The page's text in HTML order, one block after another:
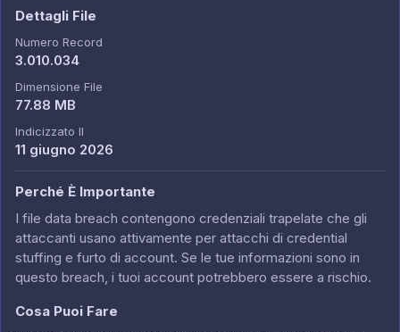
Dettagli File
Numero Record
3.010.034
Dimensione File
77.88 MB
Indicizzato Il
11 giugno 2026
Perché È Importante
I file data breach contengono credenziali trapelate che gli
attaccanti usano attivamente per attacchi di credential
stuffing e furto di account. Se le tue informazioni sono in
questo breach, i tuoi account potrebbero essere a rischio.
Cosa Puoi Fare